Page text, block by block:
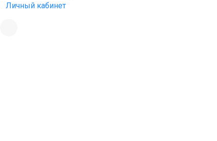
Личный кабинет